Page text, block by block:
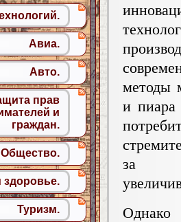
методы
и пиара
за
Однако
Авиа.
Авто.
прав
и
граждан.
Общество.
здоровье.
Туризм.